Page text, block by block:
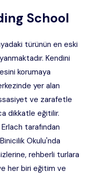
School
türünün en eski
Kendini
korumaya
yer alan
ve zarafetle
dikkatle eğitilir.
tarafından
Okulu'nda
rehberli turlara
her biri eğitim ve